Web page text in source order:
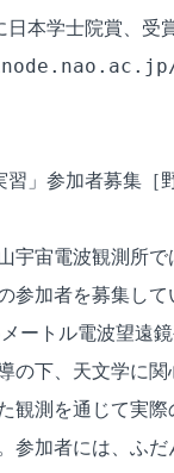
本学士院賞、受
」参加者募集［
宇宙電波観測所
参加者を募集して
ートル電波望遠
の下、天文学に
観測を通じて実
参加者には、ふ